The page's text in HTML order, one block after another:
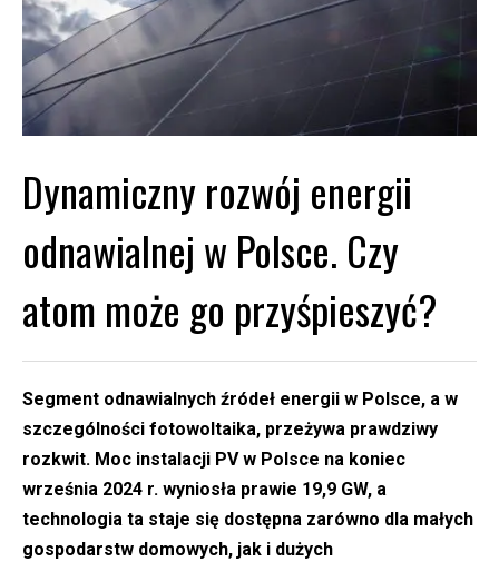
Dynamiczny rozwój energii
odnawialnej w Polsce. Czy
atom może go przyśpieszyć?
Segment odnawialnych źródeł energii w Polsce, a w
szczególności fotowoltaika, przeżywa prawdziwy
rozkwit. Moc instalacji PV w Polsce na koniec
września 2024 r. wyniosła prawie 19,9 GW, a
technologia ta staje się dostępna zarówno dla małych
gospodarstw domowych, jak i dużych